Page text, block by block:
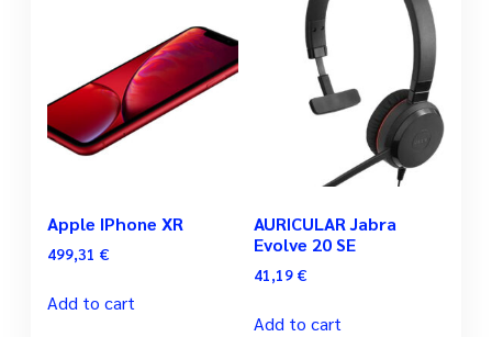
Apple IPhone XR
499,31 €
Add to cart
AURICULAR Jabra
Evolve 20 SE
41,19 €
Add to cart